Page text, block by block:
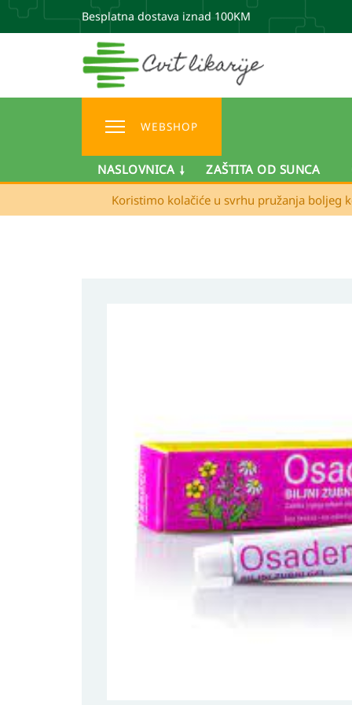
Besplatna dostava iznad 100KM
WEBSHOP
NASLOVNICA ZAŠTITA OD SUNCA
Koristimo kolačiće u svrhu pružanja boljeg